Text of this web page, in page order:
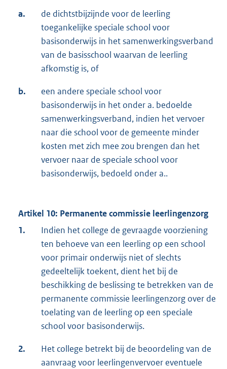
a.
de dichtstbijzijnde voor de leerling
toegankelijke speciale school voor
basisonderwijs in het samenwerkingsverband
van de basisschool waarvan de leerling
afkomstig is, of
b.
een andere speciale school voor
basisonderwijs in het onder a. bedoelde
samenwerkingsverband, indien het vervoer
naar die school voor de gemeente minder
kosten met zich mee zou brengen dan het
vervoer naar de speciale school voor
basisonderwijs, bedoeld onder a..
Artikel 10: Permanente commissie leerlingenzorg
1.
Indien het college de gevraagde voorziening
ten behoeve van een leerling op een school
voor primair onderwijs niet of slechts
gedeeltelijk toekent, dient het bij de
beschikking de beslissing te betrekken van de
permanente commissie leerlingenzorg over de
toelating van de leerling op een speciale
school voor basisonderwijs.
2.
Het college betrekt bij de beoordeling van de
aanvraag voor leerlingenvervoer eventuele